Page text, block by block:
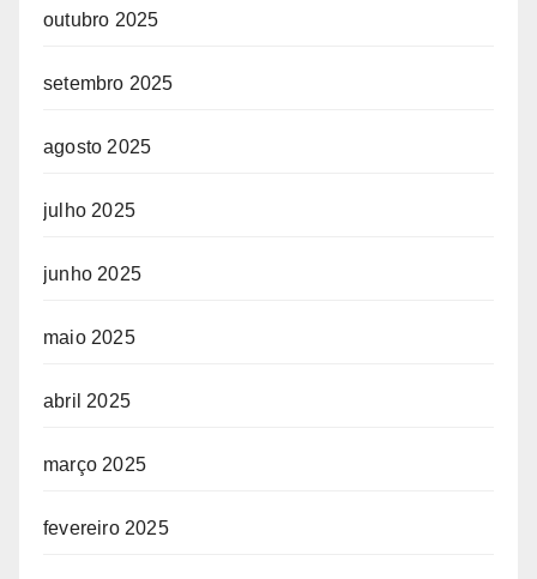
outubro 2025
setembro 2025
agosto 2025
julho 2025
junho 2025
maio 2025
abril 2025
março 2025
fevereiro 2025